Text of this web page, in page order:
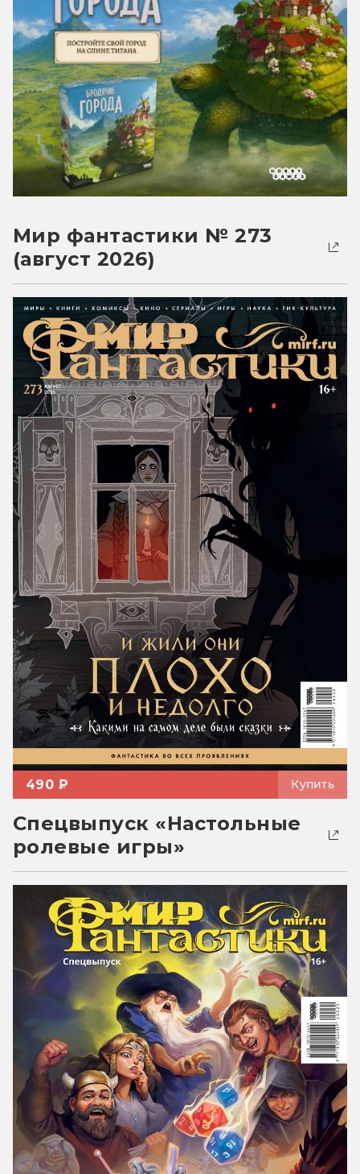
Мир фантастики № 273
(август 2026)
490 ₽ Купить
Спецвыпуск «Настольные
ролевые игры»